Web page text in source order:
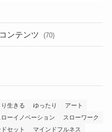
ンテンツ (70)
生きる ゆったり
アート
ローイノベーション
スローワーク
セット マインドフルネス